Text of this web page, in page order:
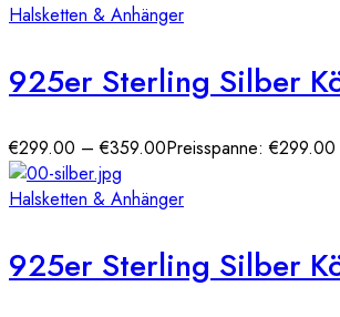
Halsketten & Anhänger
€299.00 –€359.00Preisspanne:
Halsketten & Anhänger